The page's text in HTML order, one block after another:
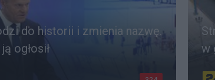
do historii i zmienia nazwę.
ogłosił
w